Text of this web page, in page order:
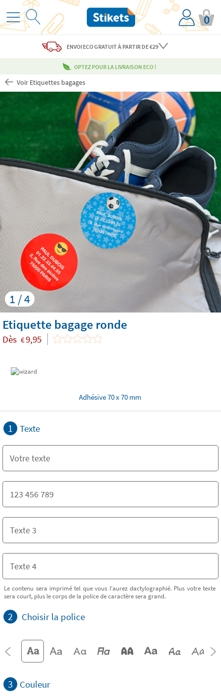
0
ENVOI ECOGRATUITÀ PARTIR DE €29
OPTEZ POUR LA LIVRAISON ECO !
Voir Etiquettes bagages
1 / 4
Etiquette bagage ronde
Dès €9,95
Adhésive 70 x 70 mm
1 Texte
Le contenu sera imprimé tel que vous l'aurez dactylographié. Plus votre texte
sera court, plus le corps de la police de caractère sera grand.
2 Choisir la police
3 Couleur